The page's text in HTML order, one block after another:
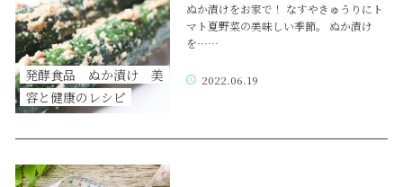
発酵食品 ぬか漬け 美
容と健康のレシピ
ぬか漬けをお家で！ なすやきゅうりにト
マト夏野菜の美味しい季節。 ぬか漬け
を……
2022.06.19